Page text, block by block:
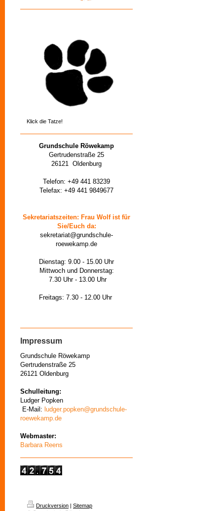
Klick die Tatze!
Grundschule Röwekamp
Gertrudenstraße 25
26121 Oldenburg
Telefon: +49 441 83239
Telefax: +49 441 9849677
Sekretariatszeiten: Frau Wolf ist für
Sie/Euch da:
sekretariat@grundschule-
roewekamp.de
Dienstag: 9.00 - 15.00 Uhr
Mittwoch und Donnerstag:
7.30 Uhr - 13.00 Uhr
Freitags: 7.30 - 12.00 Uhr
Impressum
Grundschule Röwekamp
Gertrudenstraße 25
26121 Oldenburg
Schulleitung:
Ludger Popken
E-Mail: ludger.popken@grundschule-
roewekamp.de
Webmaster:
Barbara Reens
Druckversion | Sitemap